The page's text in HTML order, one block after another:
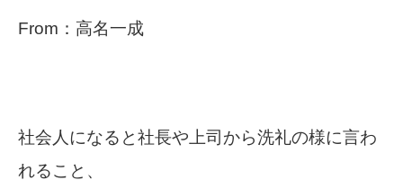
From：高名一成
社会人になると社長や上司から洗礼の様に言わ
れること、